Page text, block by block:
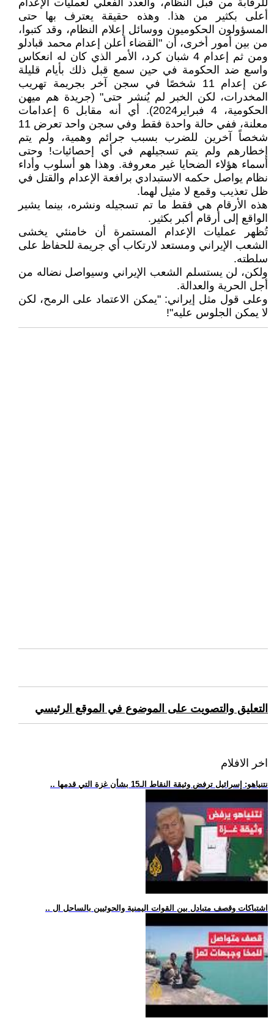
للرقابة من قبل النظام، والعدد الفعلي لعمليات الإعدام
أعلى بكثير من هذا. وهذه حقيقة يعترف بها حتى
المسؤولون الحكوميون ووسائل إعلام النظام، وقد كتبوا،
من بين أمور أخرى، أن "القضاء أعلن إعدام محمد قبادلو
ومن ثم إعدام 4 شبان كرد، الأمر الذي كان له انعكاس
واسع ضد الحكومة في حين سمع قبل ذلك بأيام قليلة
عن إعدام 11 شخصًا في سجن آخر بجريمة تهريب
المخدرات، لكن الخبر لم يُنشر حتى" (جريدة هم ميهن
الحكومية، 4 فبراير2024). أي أنه مقابل 6 إعدامات
معلنة، ففي حالة واحدة فقط وفي سجن واحد تعرض 11
شخصاً آخرين للضرب بسبب جرائم وهمية، ولم يتم
إخطارهم ولم يتم تسجيلهم في أي إحصائيات! وحتى
أسماء هؤلاء الضحايا غير معروفة. وهذا هو أسلوب وأداء
نظام يواصل حكمه الاستبدادي برافعة الإعدام والقتل في
ظل تعذيب وقمع لا مثيل لهما.
هذه الأرقام هي فقط ما تم تسجيله ونشره، بينما يشير
الواقع إلى أرقام أكبر بكثير.
تُظهر عمليات الإعدام المستمرة أن خامنئي يخشى
الشعب الإيراني ومستعد لارتكاب أي جريمة للحفاظ على
سلطته.
ولكن، لن يستسلم الشعب الإيراني وسيواصل نضاله من
أجل الحرية والعدالة.
وعلى قول مثل إيراني: "يمكن الاعتماد على الرمح، لكن
لا يمكن الجلوس عليه"!
التعليق والتصويت على الموضوع في الموقع الرئيسي
اخر الافلام
.. نتنياهو: إسرائيل ترفض وثيقة النقاط الـ15 بشأن غزة التي قدمها
.. اشتباكات وقصف متبادل بين القوات اليمنية والحوثيين بالساحل ال